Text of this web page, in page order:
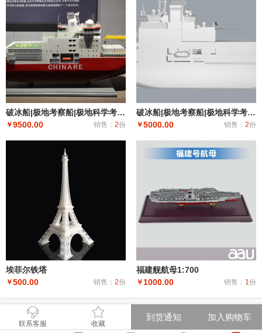
破冰船|极地考察船|极地科学考察破冰船|科考船|雪龙二号工程船模型居家办公摆件纪念品收藏礼品赠送，支
￥9500.00 销售： 2份
破冰船|极地考察船|极地科学考察破冰船|科考船|雪龙二号模型居家办公摆件纪念品收藏礼品赠送
￥5000.00 销售： 2份
埃菲尔铁塔
￥500.00 销售： 2份
福建舰航母1:700
￥ 1000.00 销售： 1份
联系客服 收藏
到货通知 加入购物车